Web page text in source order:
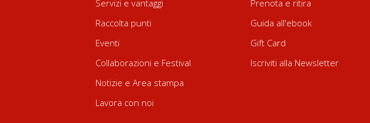
Servizi e vantaggi
Raccolta punti
Eventi
Collaborazioni e Festival
Notizie e Area stampa
Lavora con noi
Prenota e ritira
Guida all'ebook
Gift Card
Iscriviti alla Newsletter